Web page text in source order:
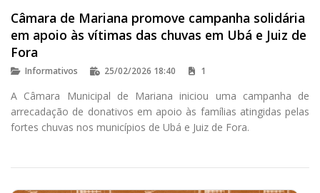
Câmara de Mariana promove campanha solidária
em apoio às vítimas das chuvas em Ubá e Juiz de
Fora
Informativos 25/02/2026 18:40 1
A Câmara Municipal de Mariana iniciou uma campanha de
arrecadação de donativos em apoio às famílias atingidas pelas
fortes chuvas nos municípios de Ubá e Juiz de Fora.